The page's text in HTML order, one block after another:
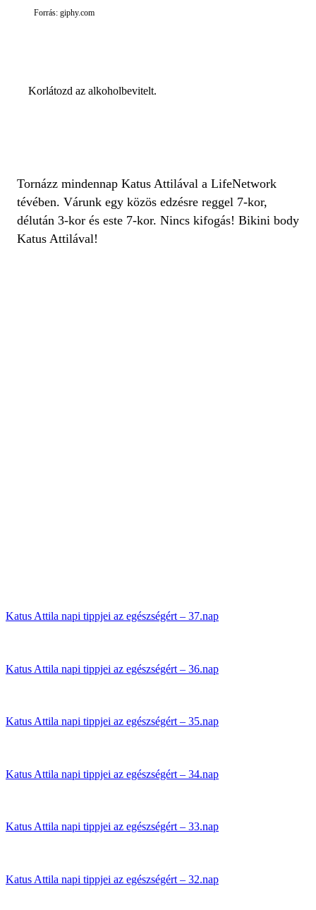
Forrás: giphy.com
Korlátozd az alkoholbevitelt.
Tornázz mindennap Katus Attilával a LifeNetwork
tévében. Várunk egy közös edzésre reggel 7-kor,
délután 3-kor és este 7-kor. Nincs kifogás! Bikini body
Katus Attilával!
Katus Attila napi tippjei az egészségért – 37.nap
Katus Attila napi tippjei az egészségért – 36.nap
Katus Attila napi tippjei az egészségért – 35.nap
Katus Attila napi tippjei az egészségért – 34.nap
Katus Attila napi tippjei az egészségért – 33.nap
Katus Attila napi tippjei az egészségért – 32.nap